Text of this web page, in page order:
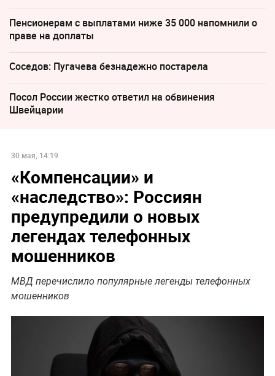
Пенсионерам с выплатами ниже 35 000 напомнили о
праве на доплаты
Соседов: Пугачева безнадежно постарела
Посол России жестко ответил на обвинения
Швейцарии
30 мая, 14:19
«Компенсации» и
«наследство»: Россиян
предупредили о новых
легендах телефонных
мошенников
МВД перечислило популярные легенды телефонных
мошенников